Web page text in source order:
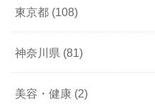
東京都 (108)
神奈川県 (81)
美容・健康 (2)